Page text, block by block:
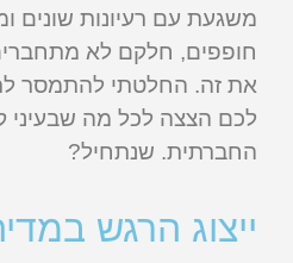
משגעת עם רעיונות שונים
חופפים, חלקם לא
את זה. החלטתי להתמסר
לכם הצצה לכל מה שבעיני
החברתית. שנתחיל?
ייצוג הרגש